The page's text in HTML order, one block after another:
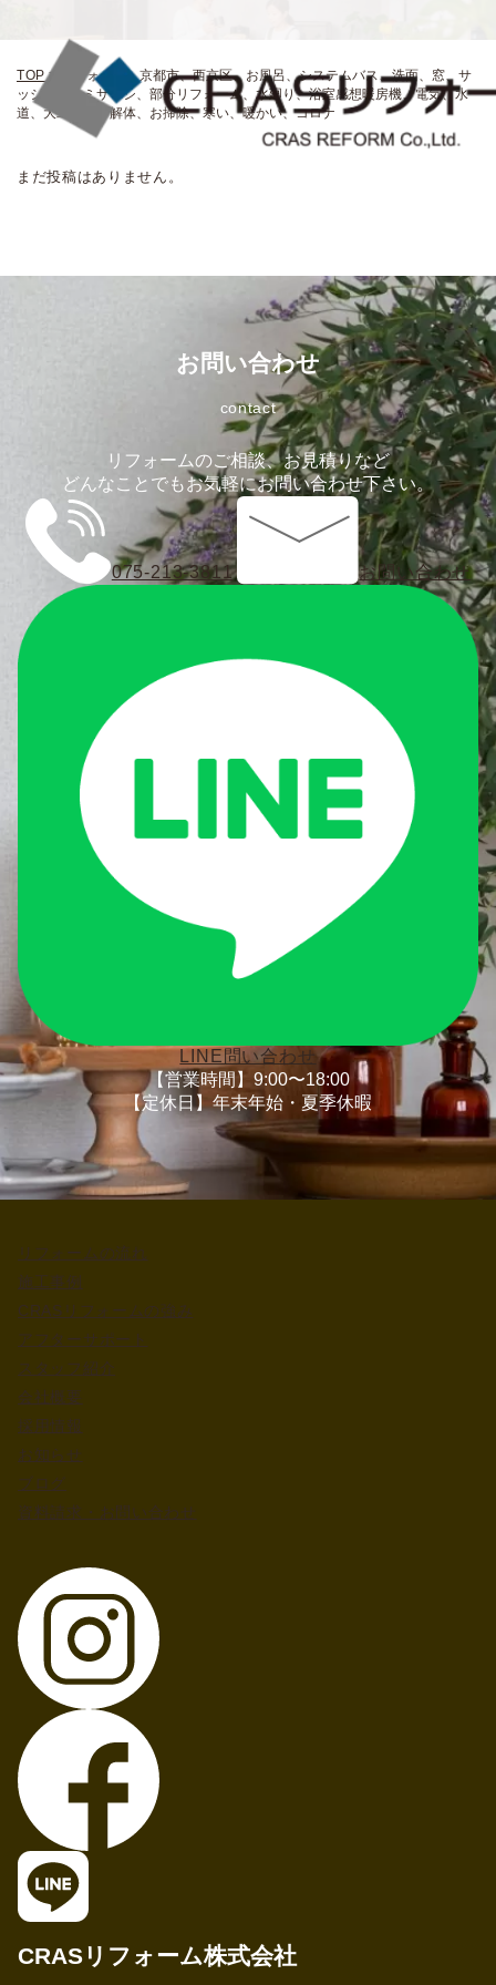
TOP>
リフォーム、京都市、西京区、お風呂、システムバス、洗面、窓、サ
ッシ、アルミサッシ、部分リフォーム、水廻り、浴室感想暖房機、電気、水
道、大工さん、解体、お掃除、寒い、暖かい、コロナ
まだ投稿はありません。
お問い合わせ
contact
リフォームのご相談、お見積りなど
どんなことでもお気軽にお問い合わせ下さい。
075-213-3811 お問い合わせ
LINE問い合わせ
【営業時間】9:00〜18:00
【定休日】年末年始・夏季休暇
リフォームの流れ
CRASリフォームの強み
アフターサポート
施工事例
ブログ
スタッフ紹介
会社概要
採用情報
お知らせ
資料請求・お問い合わせ
CRASリフォーム株式会社